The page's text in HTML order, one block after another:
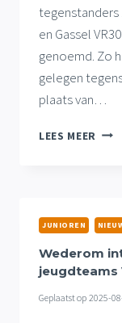
tegenstanders
en Gassel
genoemd. Zo
gelegen
plaats van…
LEES MEER
JUNIOREN
Wederom
jeugdteams
Geplaatst op 2025-